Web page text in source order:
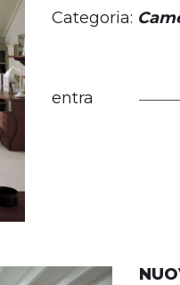
Categoria:
entra